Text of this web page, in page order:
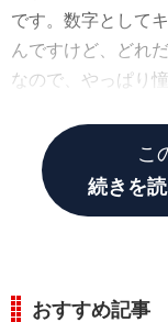
です。数字として
んですけど、どれ
なので、やっぱり
こ
続きを
おすすめ記事